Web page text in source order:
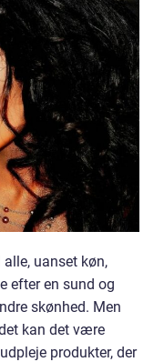
uanset køn,
efter en sund og
skønhed. Men
kan det være
produkter, der